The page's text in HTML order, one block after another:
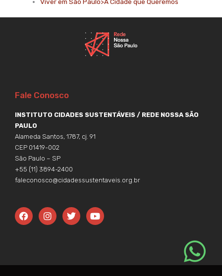
Fale Conosco
INSTITUTO CIDADES SUSTENTÁVEIS / REDE NOSSA SÃO
PAULO
Alameda Santos, 1787, cj. 91
CEP 01419-002
São Paulo – SP
+55 (11) 3894-2400
faleconosco@cidadessustentaveis.org.br
F
a
o
I
n
r
T
w
r
Y
o
e